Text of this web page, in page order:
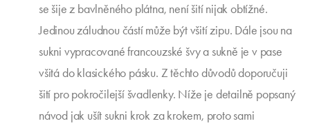
se šije z bavlněného plátna, není šití nijak obtížné.
Jedinou záludnou částí může být všití zipu. Dále jsou na
sukni vypracované francouzské švy a sukně je v pase
všitá do klasického pásku. Z těchto důvodů doporučuji
šití pro pokročilejší švadlenky. Níže je detailně popsaný
návod jak ušít sukni krok za krokem, proto sami